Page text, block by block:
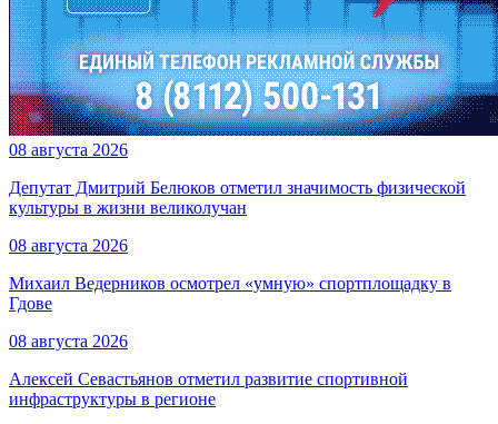
08 августа 2026
Депутат Дмитрий Белюков отметил значимость физической
культуры в жизни великолучан
08 августа 2026
Михаил Ведерников осмотрел «умную» спортплощадку в
Гдове
08 августа 2026
Алексей Севастьянов отметил развитие спортивной
инфраструктуры в регионе